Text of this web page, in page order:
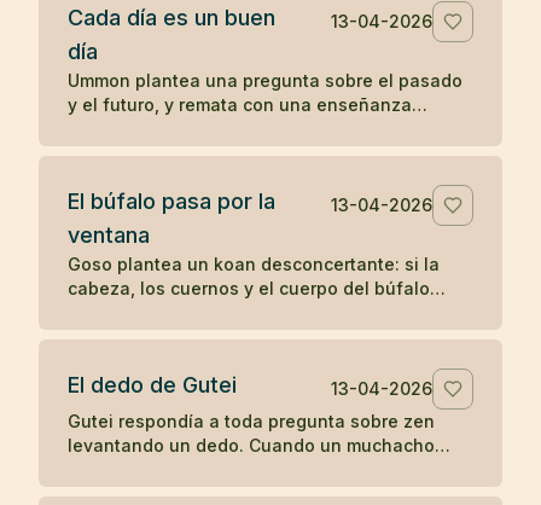
Cada día es un buen
día
13-04-2026
Ummon plantea una pregunta sobre el pasado
y el futuro, y remata con una enseñanza
El búfalo pasa por la
ventana
13-04-2026
Goso plantea un koan desconcertante: si la
cabeza, los cuernos y el cuerpo del búfalo
cola?
El dedo de Gutei
13-04-2026
Gutei respondía a toda pregunta sobre zen
levantando un dedo. Cuando un muchacho
enseñanza radical sobre la comprensión